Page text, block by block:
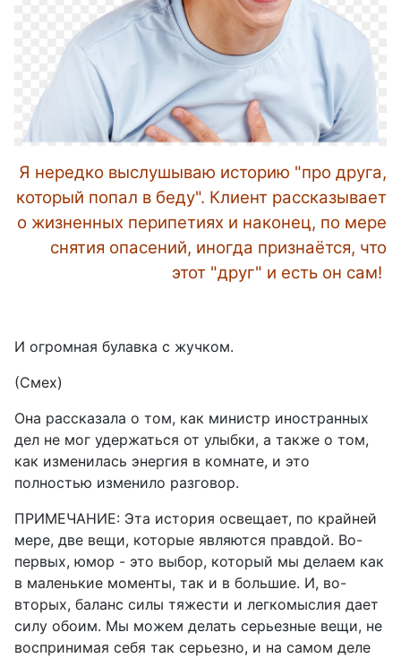
Я нередко выслушываю историю "про друга,
который попал в беду". Клиент рассказывает
о жизненных перипетиях и наконец, по мере
снятия опасений, иногда признаётся, что
этот "друг" и есть он сам!
И огромная булавка с жучком.
(Смех)
Она рассказала о том, как министр иностранных
дел не мог удержаться от улыбки, а также о том,
как изменилась энергия в комнате, и это
полностью изменило разговор.
ПРИМЕЧАНИЕ: Эта история освещает, по крайней
мере, две вещи, которые являются правдой. Во-
первых, юмор - это выбор, который мы делаем как
в маленькие моменты, так и в большие. И, во-
вторых, баланс силы тяжести и легкомыслия дает
силу обоим. Мы можем делать серьезные вещи, не
воспринимая себя так серьезно, и на самом деле